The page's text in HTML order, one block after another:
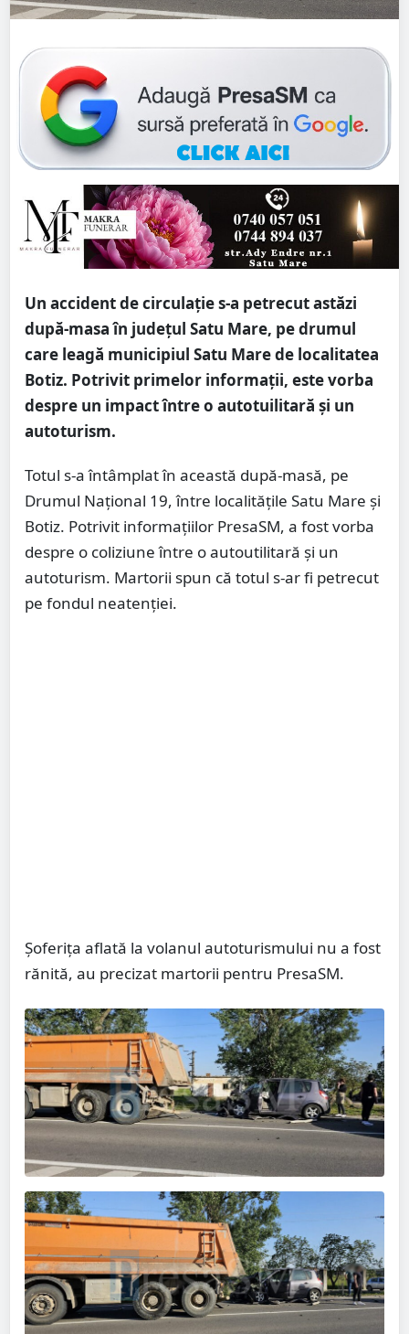
Un accident de circulație s-a petrecut astăzi
după-masa în județul Satu Mare, pe drumul
care leagă municipiul Satu Mare de localitatea
Botiz. Potrivit primelor informații, este vorba
despre un impact între o autotuilitară și un
autoturism.
Totul s-a întâmplat în această după-masă, pe
Drumul Național 19, între localitățile Satu Mare și
Botiz. Potrivit informațiilor PresaSM, a fost vorba
despre o coliziune între o autoutilitară și un
autoturism. Martorii spun că totul s-ar fi petrecut
pe fondul neatenției.
Șoferița aflată la volanul autoturismului nu a fost
rănită, au precizat martorii pentru PresaSM.